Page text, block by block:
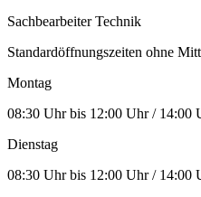
Sachbearbeiter Technik
Standardöffnungszeiten ohne
Montag
08:30 Uhr bis 12:00 Uhr / 14:00
Dienstag
08:30 Uhr bis 12:00 Uhr / 14:00